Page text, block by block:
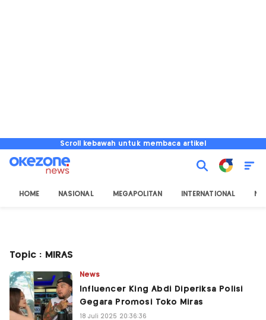
Scroll kebawah untuk membaca artikel
HOME NASIONAL MEGAPOLITAN INTERNATIONAL
Topic : MIRAS
News
Influencer King Abdi Diperiksa Polisi
Gegara Promosi Toko Miras
18 Juli 2025 20:36:36